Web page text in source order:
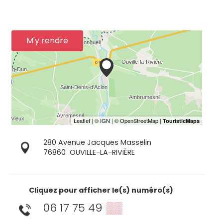
M'y rendre
280 Avenue Jacques Masselin
76860 OUVILLE-LA-RIVIÈRE
Cliquez pour afficher le(s) numéro(s)
06 17 75 49 ▒▒